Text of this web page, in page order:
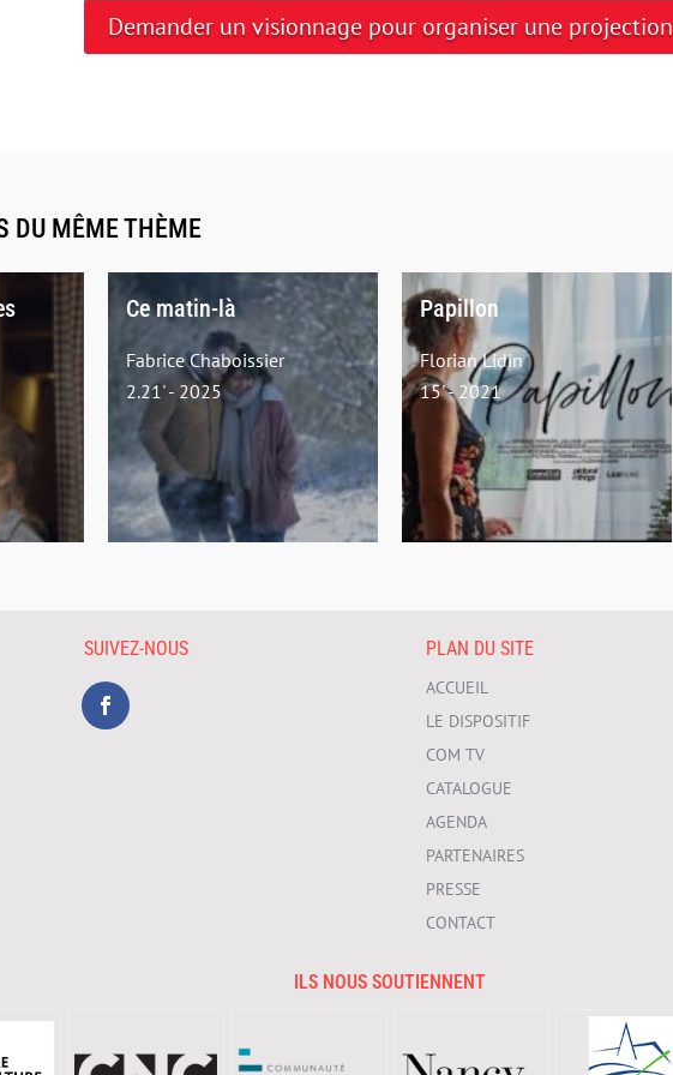
Demander un visionnage pour organiser une projection
DU MÊME THÈME
Ce matin-là
Fabrice Chaboissier
2.21' - 2025
Papillon
Florian Lidin
15' - 2021
SUIVEZ-NOUS PLAN DU SITE
ACCUEIL
LE DISPOSITIF
COM TV
CATALOGUE
AGENDA
PARTENAIRES
PRESSE
CONTACT
ILS NOUS SOUTIENNENT